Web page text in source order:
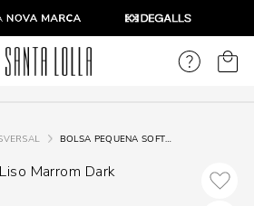
BOLSA PEQUENA SOFT LISO MARROM DARK TRANSVERSAL
Marrom Dark